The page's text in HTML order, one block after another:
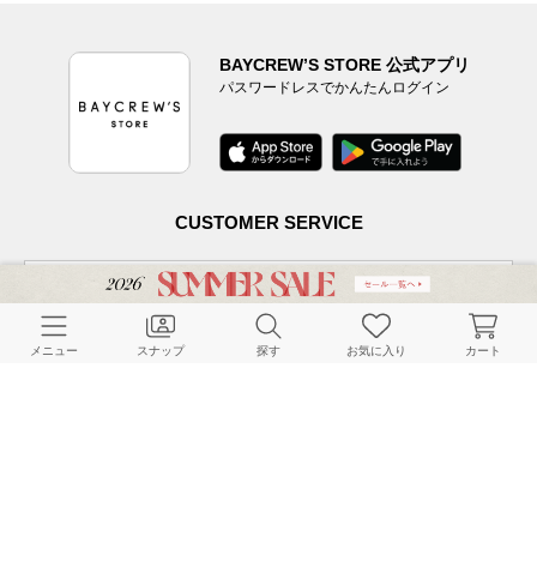
BAYCREW’S STORE 公式アプリ
パスワードレスでかんたんログイン
CUSTOMER SERVICE
よくある質問
メニュー スナップ 探す お気に入り カート